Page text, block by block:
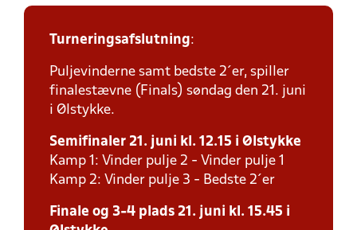
Turneringsafslutning:
Puljevinderne samt bedste 2´er, spiller
finalestævne (Finals) søndag den 21. juni
i Ølstykke.
Semifinaler 21. juni kl. 12.15 i Ølstykke
Kamp 1: Vinder pulje 2 - Vinder pulje 1
Kamp 2: Vinder pulje 3 - Bedste 2´er
Finale og 3-4 plads 21. juni kl. 15.45 i